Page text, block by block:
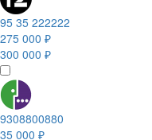
95 35 222222
275 000 ₽
300 000 ₽
9308800880
35 000 ₽